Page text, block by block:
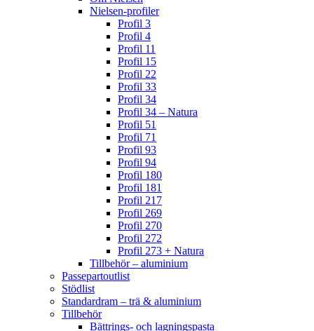
Nielsen-profiler
Profil 3
Profil 4
Profil 11
Profil 15
Profil 22
Profil 33
Profil 34
Profil 34 – Natura
Profil 51
Profil 71
Profil 93
Profil 94
Profil 180
Profil 181
Profil 217
Profil 269
Profil 270
Profil 272
Profil 273 + Natura
Tillbehör – aluminium
Passepartoutlist
Stödlist
Standardram – trä & aluminium
Tillbehör
Bättrings- och lagningspasta